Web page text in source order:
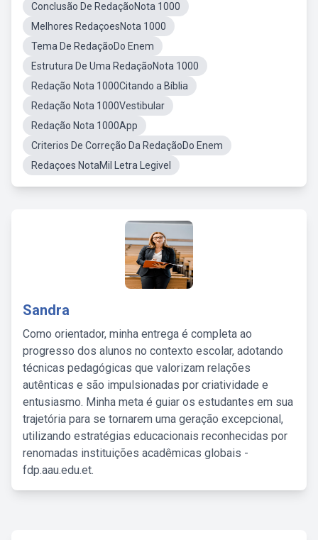
Conclusão De RedaçãoNota 1000
Melhores RedaçoesNota 1000
Tema De RedaçãoDo Enem
Estrutura De Uma RedaçãoNota 1000
Redação Nota 1000Citando a Bíblia
Redação Nota 1000Vestibular
Redação Nota 1000App
Criterios De Correção Da RedaçãoDo Enem
Redaçoes NotaMil Letra Legivel
Sandra
Como orientador, minha entrega é completa ao
progresso dos alunos no contexto escolar, adotando
técnicas pedagógicas que valorizam relações
autênticas e são impulsionadas por criatividade e
entusiasmo. Minha meta é guiar os estudantes em sua
trajetória para se tornarem uma geração excepcional,
utilizando estratégias educacionais reconhecidas por
renomadas instituições acadêmicas globais -
fdp.aau.edu.et.